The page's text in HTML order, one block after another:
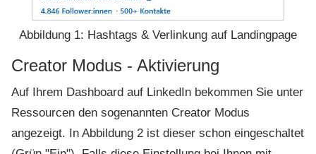
Abbildung 1: Hashtags & Verlinkung auf Landingpage
Creator Modus - Aktivierung
Auf Ihrem Dashboard auf LinkedIn bekommen Sie unter
Ressourcen den sogenannten Creator Modus
angezeigt. In Abbildung 2 ist dieser schon eingeschaltet